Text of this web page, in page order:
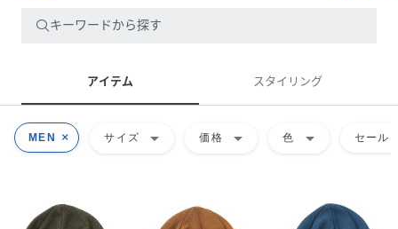
キーワードから探す
アイテム スタイリング
MEN サイズ arrow_drop_down 価格 arrow_drop_down 色 arrow_drop_down セール